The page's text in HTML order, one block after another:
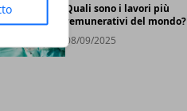
Quali sono i lavori più
remunerativi del mondo?
08/09/2025